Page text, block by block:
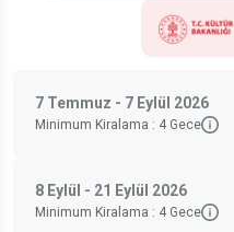
7 Temmuz - 7 Eylül 2026
Minimum Kiralama : 4 Gece
8 Eylül - 21 Eylül 2026
Minimum Kiralama : 4 Gece